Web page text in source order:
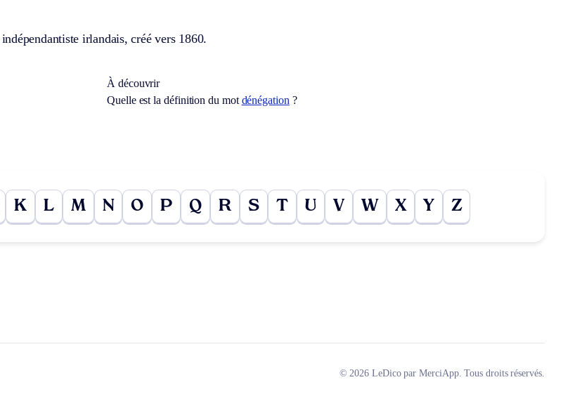
irlandais, créé vers 1860.
À découvrir
Quelle est la définition du mot dénégation ?
K L M N O P Q R S T U V W X Y Z
© 2026 LeDico par MerciApp. Tous droits réservés.